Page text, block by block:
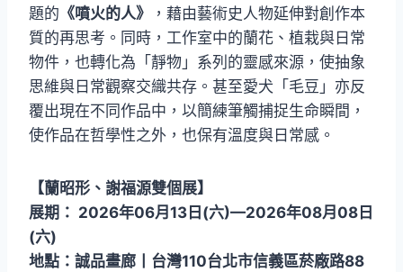
題的 《噴火的人》
，藉由藝術史人物延伸對創作本
質的再思考。同時，工作室中的蘭花、植栽與日常
物件，也轉化為「靜物」系列的靈感來源，使抽象
思維與日常觀察交織共存。甚至愛犬「毛豆」亦反
覆出現在不同作品中，以簡練筆觸捕捉生命瞬間，
使作品在哲學性之外，也保有溫度與日常感。
【蘭昭形、謝福源雙個展】
展期： 2026年06月13日(六)—2026年08月08日
(六)
地點：誠品畫廊丨台灣110台北市信義區菸廠路88